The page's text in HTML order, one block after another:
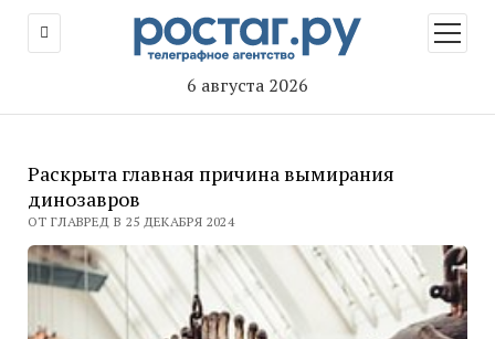
6 августа 2026
меню
Раскрыта главная причина вымирания
динозавров
ОТ ГЛАВРЕД В 25 ДЕКАБРЯ 2024